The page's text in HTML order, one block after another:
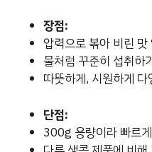
장점:
압력으로 볶아 비린
물처럼 꾸준히 섭취하
따뜻하게, 시원하게
단점:
300g 용량이라 빠르